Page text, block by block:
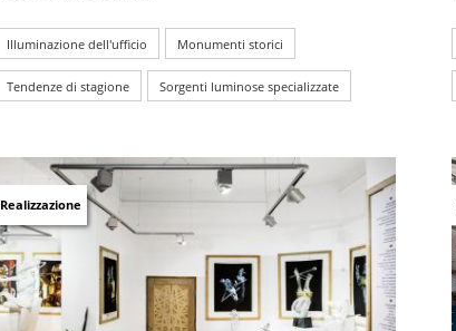
Illuminazione dell'ufficio Monumenti storici
Tendenze di stagione Sorgenti luminose specializzate
Realizzazione